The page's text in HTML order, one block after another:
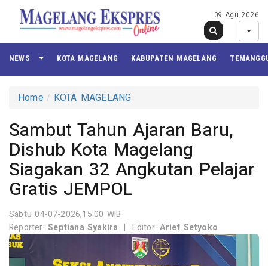
09 Agu 2026
NEWS KOTA MAGELANG KABUPATEN MAGELANG
Home KOTA MAGELANG
Sambut Tahun Ajaran Baru,
Dishub Kota Magelang
Siagakan 32 Angkutan Pelajar
Gratis JEMPOL
Sabtu 04-07-2026,15:00 WIB
Reporter:Septiana Syakira | Editor:Arief Setyoko